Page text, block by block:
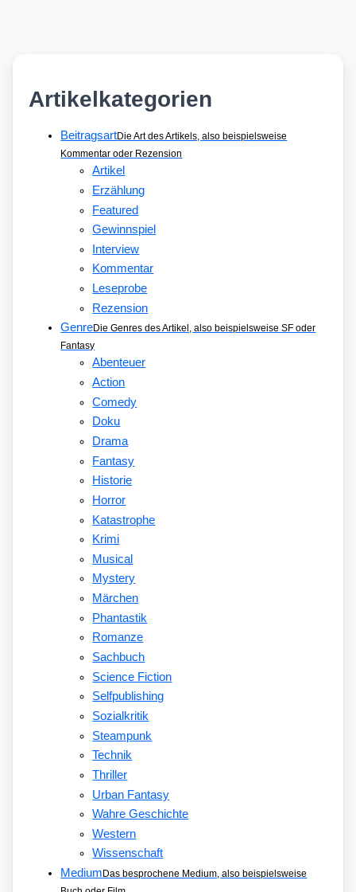
Artikelkategorien
BeitragsartDie Art des Artikels, also beispielsweise
Kommentar oder Rezension
Artikel
Erzählung
Featured
Gewinnspiel
Interview
Kommentar
Leseprobe
Rezension
GenreDie Genres des Artikel, also beispielsweise SF oder
Fantasy
Abenteuer
Action
Comedy
Doku
Drama
Fantasy
Historie
Horror
Katastrophe
Krimi
Musical
Mystery
Märchen
Phantastik
Romanze
Sachbuch
Science Fiction
Selfpublishing
Sozialkritik
Steampunk
Technik
Thriller
Urban Fantasy
Wahre Geschichte
Western
Wissenschaft
Medium Das besprochene Medium, also beispielsweise